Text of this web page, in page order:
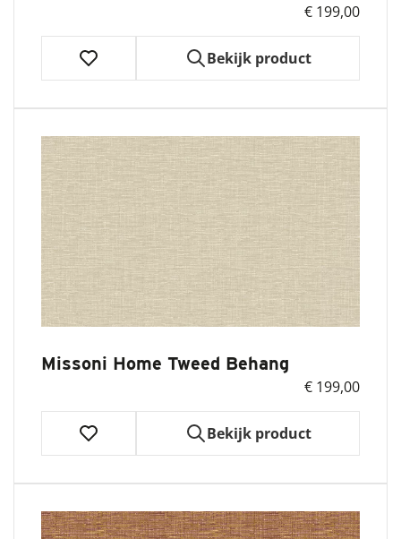
€ 199,00
Bekijk product
Missoni Home Tweed Behang
€ 199,00
Bekijk product